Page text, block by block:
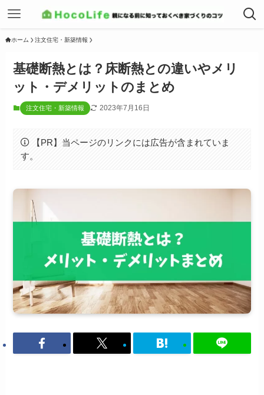
ホーム 注文住宅・新築情報
基礎断熱とは？床断熱との違いやメリ
ット・デメリットのまとめ
注文住宅・新築情報 2023年7月16日
【PR】当ページのリンクには広告が含まれていま
す。